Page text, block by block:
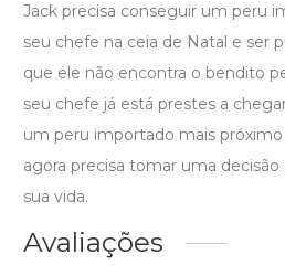
Jack precisa conseguir um peru
seu chefe na ceia de Natal e ser
que ele não encontra o bendito
seu chefe já está prestes a
um peru importado mais
agora precisa tomar uma
sua vida.
Avaliações